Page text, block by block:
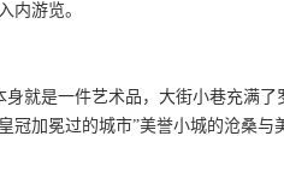
内游览。
就是一件艺术品，大街小巷充满了
加冕过的城市”美誉小城的沧桑与